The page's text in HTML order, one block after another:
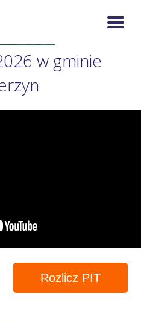
w gminie
Rozlicz PIT